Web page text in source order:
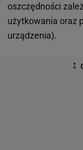
oszczędności
użytkowania oraz
urządzenia).